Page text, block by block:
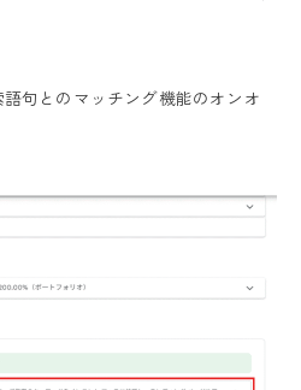
句とのマッチング機能のオンオ